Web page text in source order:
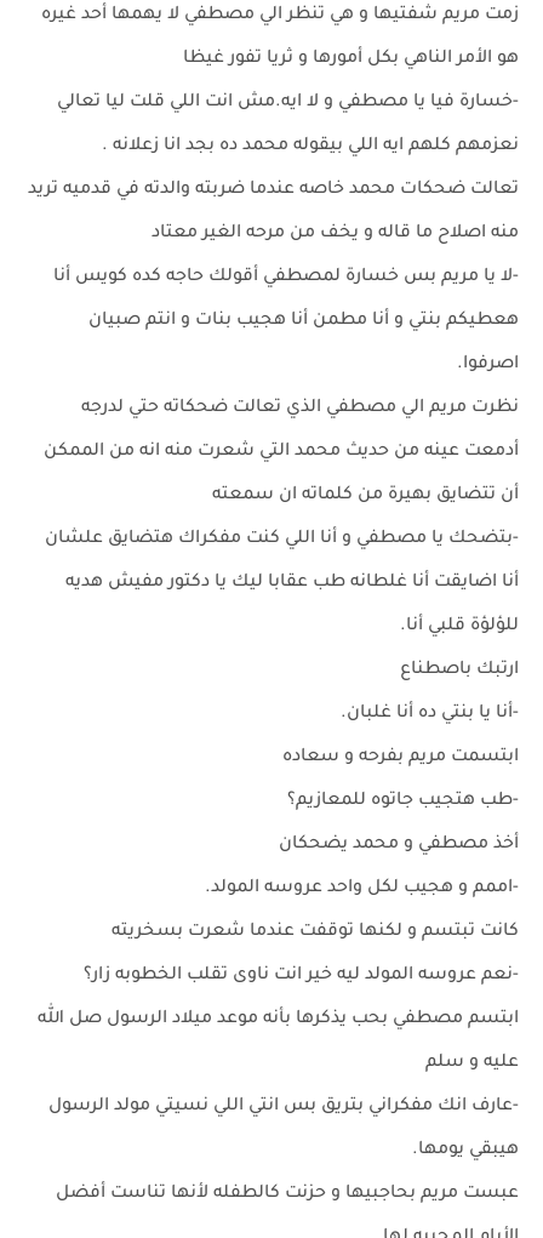
زمت مريم شفتيها و هي تنظر الي مصطفي لا يهمها أحد غيره
هو الأمر الناهي بكل أمورها و ثريا تفور غيظا
-خسارة فيا يا مصطفي و لا ايه.مش انت اللي قلت ليا تعالي
نعزمهم كلهم ايه اللي بيقوله محمد ده بجد انا زعلانه .
تعالت ضحكات محمد خاصه عندما ضربته والدته في قدميه تريد
منه اصلاح ما قاله و يخف من مرحه الغير معتاد
-لا يا مريم بس خسارة لمصطفي أقولك حاجه كده كويس أنا
هعطيكم بنتي و أنا مطمن أنا هجيب بنات و انتم صبيان
اصرفوا.
نظرت مريم الي مصطفي الذي تعالت ضحكاته حتي لدرجه
أدمعت عينه من حديث محمد التي شعرت منه انه من الممكن
أن تتضايق بهيرة من كلماته ان سمعته
-بتضحك يا مصطفي و أنا اللي كنت مفكراك هتضايق علشان
أنا اضايقت أنا غلطانه طب عقابا ليك يا دكتور مفيش هديه
للؤلؤة قلبي أنا.
ارتبك باصطناع
-أنا يا بنتي ده أنا غلبان.
ابتسمت مريم بفرحه و سعاده
-طب هتجيب جاتوه للمعازيم؟
أخذ مصطفي و محمد يضحكان
-اممم و هجيب لكل واحد عروسه المولد.
كانت تبتسم و لكنها توقفت عندما شعرت بسخريته
-نعم عروسه المولد ليه خير انت ناوى تقلب الخطوبه زار؟
ابتسم مصطفي بحب يذكرها بأنه موعد ميلاد الرسول صل الله
عليه و سلم
-عارف انك مفكراني بتريق بس انتي اللي نسيتي مولد الرسول
هيبقي يومها.
عبست مريم بحاجبيها و حزنت كالطفله لأنها تناست أفضل